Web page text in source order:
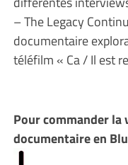
– The Legacy
documentaire
téléfilm « Ca / Il est
Pour commander
documentaire en